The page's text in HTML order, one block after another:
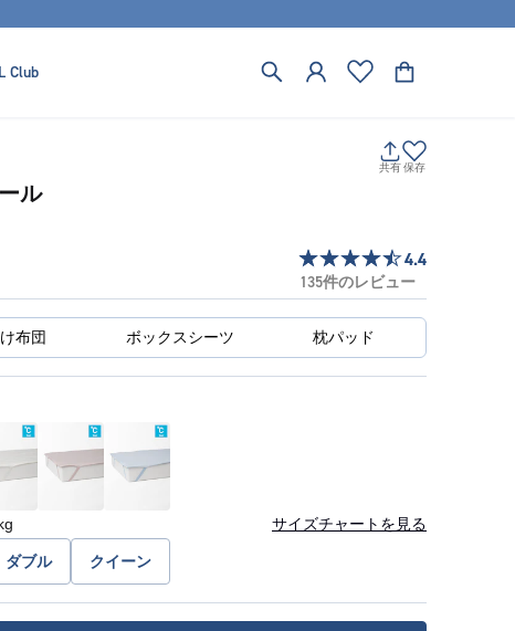
Club
共有保存
ル
4.4
135件のレビュー
枕パッド
サイズチャートを見る
ダブル クイーン